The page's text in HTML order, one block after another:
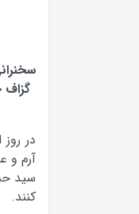
در
آرم و
سید
کنند.